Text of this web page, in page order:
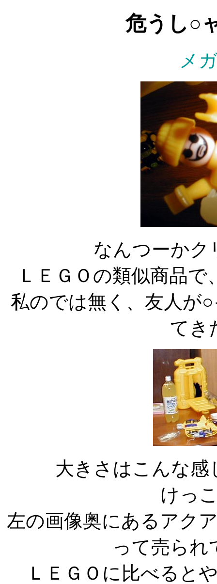
危うし○
メ
なんつーかク
ＬＥＧＯの類似商品
私のでは無く、友人が
てき
大きさはこんな感
けっ
左の画像奥にあるアク
って売られ
ＬＥＧＯに比べると